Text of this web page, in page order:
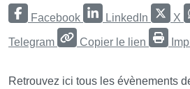
Facebook LinkedIn X
Telegram Copier le lien
Retrouvez ici tous les évènements